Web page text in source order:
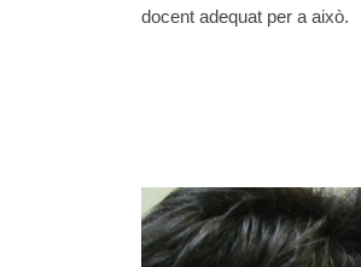
docent adequat per a això.